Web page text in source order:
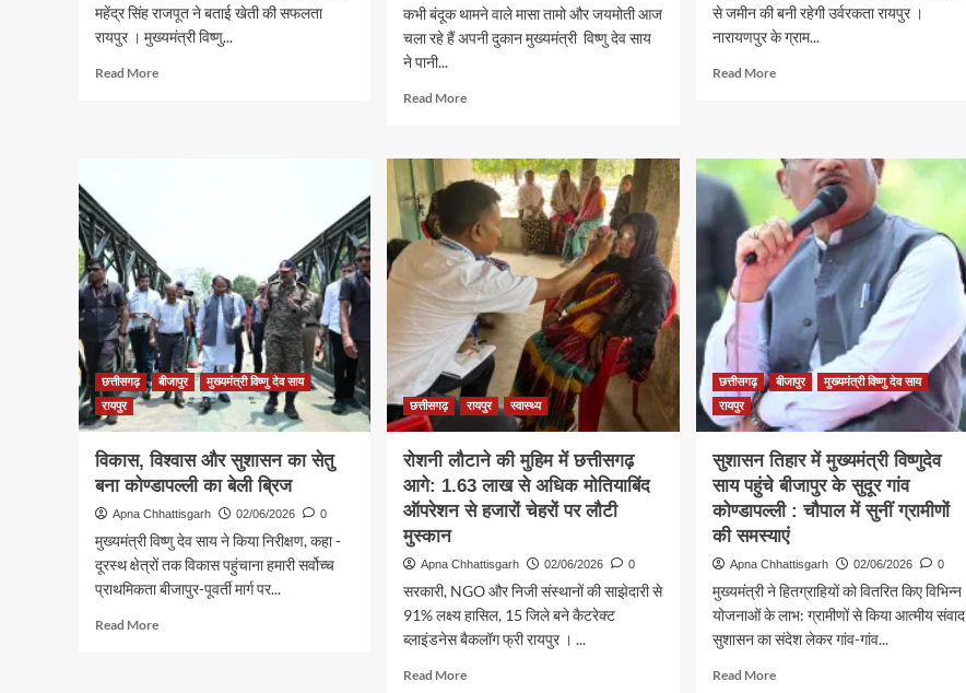
महेंद्र सिंह राजपूत ने बताई खेती की सफलता
रायपुर । मुख्यमंत्री विष्णु...
Read MoreRead
मिलने
से
खेती
की
तैयारी
हुई
आसान
कभी बंदूक थामने वाले मासा तामो और जयमोती आज
चला रहे हैं अपनी दुकान मुख्यमंत्री विष्णु देव साय
ने पानी...
Read MoreRead
जब
मुख्यमंत्री
एक
छोटी-
सी
किराना
दुकान
पर…
और
सामने
थी
बदलाव
बड़ी
कहानी
से जमीन की बनी रहेगी उर्वरकता रायपुर ।
नारायणपुर के ग्राम...
Read MoreRead
खानेंद्र
कुमेटी
की
प्रेरणादायक
कहानी
छत्तीसगढ़ बीजापुर
मुख्यमंत्री विष्णु देव साय
रायपुर
विकास, विश्वास और सुशासन का सेतु
बना कोण्डापल्ली का बेली ब्रिज
Apna Chhattisgarh 02/06/2026 0
मुख्यमंत्री विष्णु देव साय ने किया निरीक्षण, कहा -
दूरस्थ क्षेत्रों तक विकास पहुंचाना हमारी सर्वोच्च
प्राथमिकता बीजापुर-पूवर्ती मार्ग पर...
Read MoreRead
छत्तीसगढ़ रायपुर स्वास्थ्य
रोशनी लौटाने की मुहिम में छत्तीसगढ़
आगे: 1.63 लाख से अधिक मोतियाबिंद
ऑपरेशन से हजारों चेहरों पर लौटी
मुस्कान
Apna Chhattisgarh 02/06/2026 0
सरकारी, NGO और निजी संस्थानों की साझेदारी से
91% लक्ष्य हासिल, 15 जिले बने कैटरेक्ट
ब्लाइंडनेस बैकलॉग फ्री रायपुर । ...
Read MoreRead
छत्तीसगढ़ बीजापुर
मुख्यमंत्री विष्णु देव साय
रायपुर
सुशासन तिहार में मुख्यमंत्री विष्णुदेव
साय पहुंचे बीजापुर के सुदूर गांव
कोण्डापल्ली : चौपाल में सुनीं ग्रामीणों
की समस्याएं
Apna Chhattisgarh 02/06/2026 0
मुख्यमंत्री ने हितग्राहियों को वितरित किए विभिन्न
योजनाओं के लाभ: ग्रामीणों से किया आत्मीय संवाद
सुशासन का संदेश लेकर गांव-गांव...
Read MoreRead